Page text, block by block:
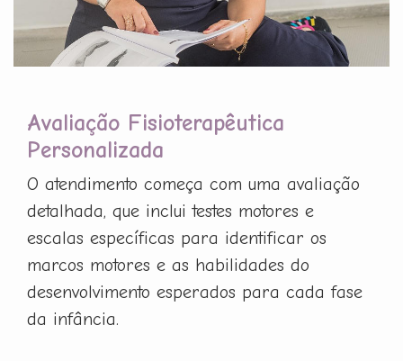
Avaliação Fisioterapêutica
Personalizada
O atendimento começa com uma avaliação
detalhada, que inclui testes motores e
escalas específicas para identificar os
marcos motores e as habilidades do
desenvolvimento esperados para cada fase
da infância.